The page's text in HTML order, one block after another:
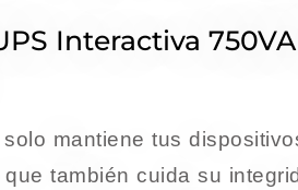
Interactiva
mantiene tus
también cuida su